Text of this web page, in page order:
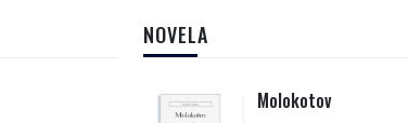
NOVELA
Molokotov